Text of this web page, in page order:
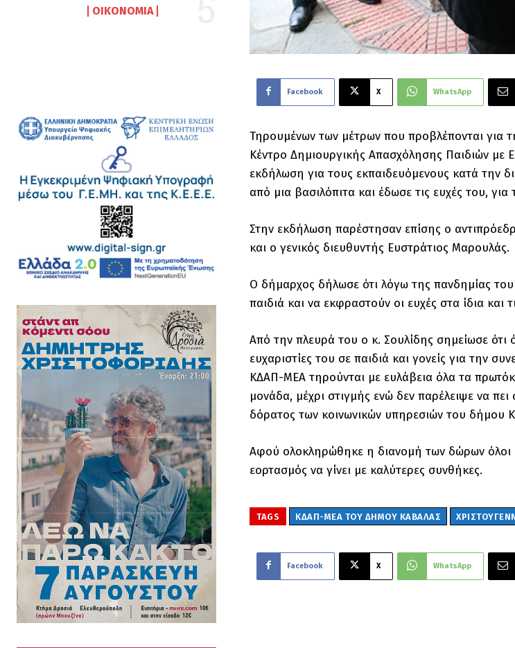
ΟΙΚΟΝΟΜΊΑ
Facebook X WhatsApp
Τηρουμένων των μέτρων που προβλέπονται για
Κέντρο Δημιουργικής Απασχόλησης Παιδιών με
εκδήλωση για τους εκπαιδευόμενους κατά την
από μια βασιλόπιτα και έδωσε τις ευχές του,
Στην εκδήλωση παρέστησαν επίσης ο
και ο γενικός διευθυντής Ευστράτιος Μαρουλάς.
Ο δήμαρχος δήλωσε ότι λόγω της πανδημίας
παιδιά και να εκφραστούν οι ευχές στα ίδια και
Από την πλευρά του ο κ. Σουλίδης σημείωσε ότι
ευχαριστίες του σε παιδιά και γονείς για την
ΚΔΑΠ-ΜΕΑ τηρούνται με ευλάβεια όλα τα
μονάδα, μέχρι στιγμής ενώ δεν παρέλειψε να
δόρατος των κοινωνικών υπηρεσιών του δήμου
Αφού ολοκληρώθηκε η διανομή των δώρων
εορτασμός να γίνει με καλύτερες συνθήκες.
TAGS ΚΔΑΠ-ΜΕΑ ΤΟΥ ΔΉΜΟΥ ΚΑΒΆΛΑΣ
Facebook X WhatsApp